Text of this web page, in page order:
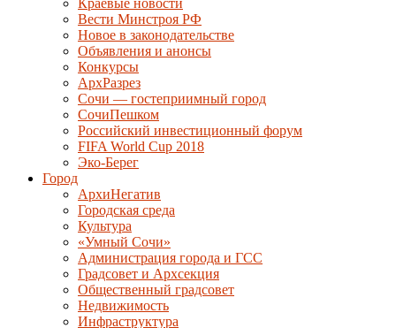
Краевые новости
Вести Минстроя РФ
Новое в законодательстве
Объявления и анонсы
Конкурсы
АрхРазрез
Сочи — гостеприимный город
СочиПешком
Российский инвестиционный форум
FIFA World Cup 2018
Эко-Берег
Город
АрхиНегатив
Городская среда
Культура
«Умный Сочи»
Администрация города и ГСС
Градсовет и Архсекция
Общественный градсовет
Недвижимость
Инфраструктура